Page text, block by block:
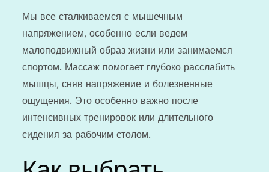
Мы все сталкиваемся с мышечным
напряжением, особенно если ведем
малоподвижный образ жизни или занимаемся
спортом. Массаж помогает глубоко расслабить
мышцы, сняв напряжение и болезненные
ощущения. Это особенно важно после
интенсивных тренировок или длительного
сидения за рабочим столом.